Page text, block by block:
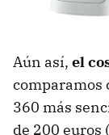
Aún así, el
comparamos
360 más
de 200 euros